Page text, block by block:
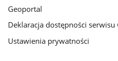
Geoportal
Deklaracja dostępności serwisu
Ustawienia prywatności